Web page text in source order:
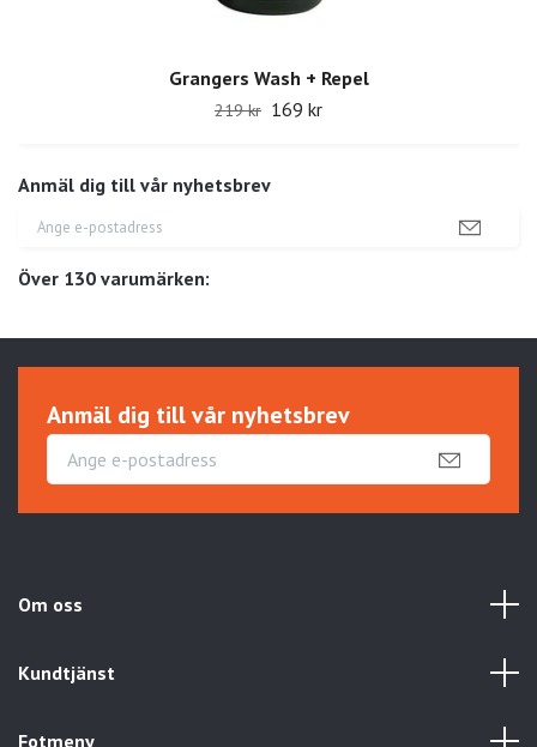
Anmäl dig till vår nyhetsbrev
Över 130 varumärken:
Grangers Wash + Repel
219 kr 169 kr
Anmäl dig till vår nyhetsbrev
Om oss
Kundtjänst
Fotmeny